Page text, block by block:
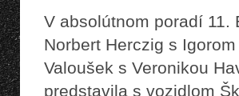
V absolútnom poradí
Norbert Herczig s
Valoušek s Veronikou
predstavila s vozidlom